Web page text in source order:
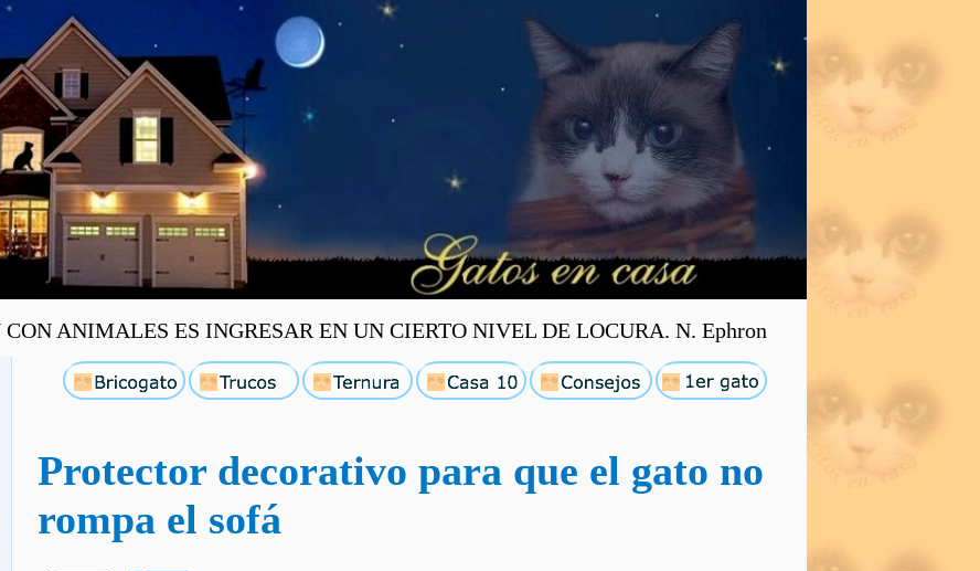
ANIMALES ES INGRESAR EN UN CIERTO NIVEL DE LOCURA. N. Ephron
Protector decorativo para que el gato no
rompa el sofá